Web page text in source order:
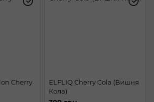
Cherry
ELFLIQ Cherry Cola (Вишня
Кола)